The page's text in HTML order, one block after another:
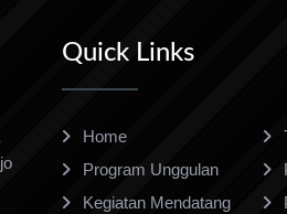
Quick Links
Home
Program Unggulan
Kegiatan Mendatang